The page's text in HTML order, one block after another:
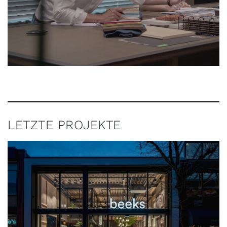
LETZTE PROJEKTE